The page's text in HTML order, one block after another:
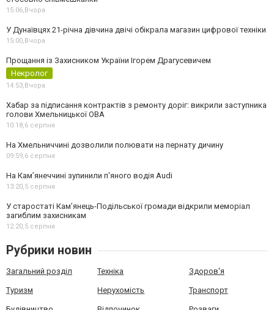
15:06,Вчора
У Дунаївцях 21-річна дівчина двічі обікрала магазин цифрової техніки
15:00,Вчора
Прощання із Захисником України Ігорем Драгусевичем
Некролог
14:53,Вчора
Хабар за підписання контрактів з ремонту доріг: викрили заступника
голови Хмельницької ОВА
10:18,6 серпня
На Хмельниччині дозволили полювати на пернату дичину
09:59,6 серпня
На Камʼянеччині зупинили п'яного водія Audi
13:20,5 серпня
У старостаті Кам’янець-Подільської громади відкрили меморіал
загиблим захисникам
12:20,5 серпня
Рубрики новин
Загальний розділ Техніка Здоров'я
Туризм Нерухомість Транспорт